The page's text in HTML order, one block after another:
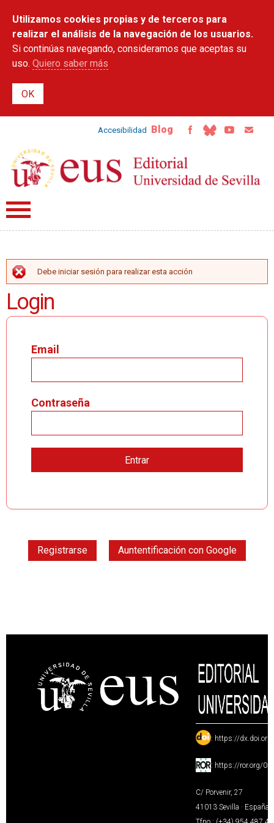
contenido
principal
Utilizamos cookies propias y de terceros para
realizar el análisis de la navegación de los usuarios.
Si continúas navegando, consideramos que aceptas su
uso. Quiero saber más
Accesibilidad Blog
MENSAJE DE ERROR
Debe iniciar sesión para realizar esta acción
Login
Email
Contraseña
Registrarse Auntentificación con Google
: https://
: https://ror.org/
C/ Porvenir, 27
41013 Sevilla · España